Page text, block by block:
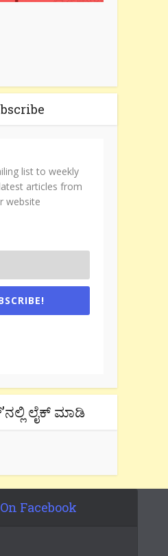
list to weekly
articles from
website
ಲೈಕ್ ಮಾಡಿ
Facebook